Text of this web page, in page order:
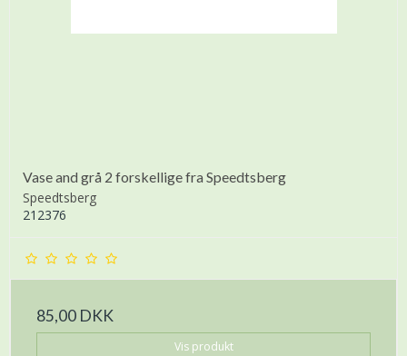
Vase and grå 2 forskellige fra Speedtsberg
Speedtsberg
212376
85,00 DKK
Vis produkt